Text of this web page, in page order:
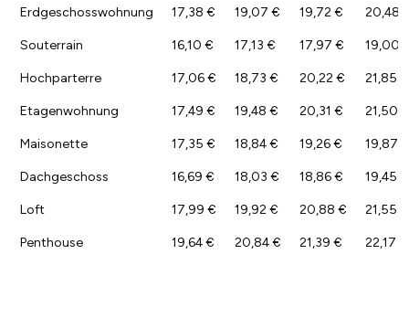
Erdgeschosswohnung 17,38 € 19,07 € 19,72 € 20,48
Souterrain 16,10 € 17,13 € 17,97 € 19,00
Hochparterre 17,06 € 18,73 € 20,22 € 21,85 €
Etagenwohnung 17,49 € 19,48 € 20,31 € 21,50 €
Maisonette 17,35 € 18,84 € 19,26 € 19,87 €
Dachgeschoss 16,69 € 18,03 € 18,86 € 19,45 €
Loft 17,99 € 19,92 € 20,88 € 21,55 €
Penthouse 19,64 € 20,84 € 21,39 € 22,17 €